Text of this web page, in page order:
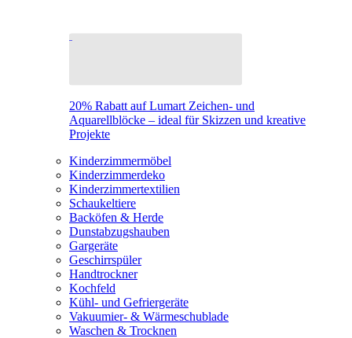
20% Rabatt auf Lumart Zeichen- und
Aquarellblöcke – ideal für Skizzen und kreative
Projekte
Kinderzimmermöbel
Kinderzimmerdeko
Kinderzimmertextilien
Schaukeltiere
Backöfen & Herde
Dunstabzugshauben
Gargeräte
Geschirrspüler
Handtrockner
Kochfeld
Kühl- und Gefriergeräte
Vakuumier- & Wärmeschublade
Waschen & Trocknen